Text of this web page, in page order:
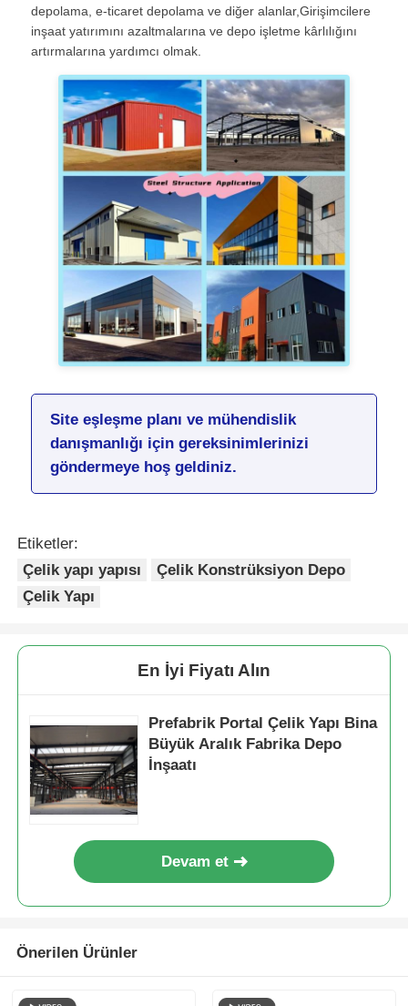
depolama, e-ticaret depolama ve diğer alanlar,Girişimcilere
inşaat yatırımını azaltmalarına ve depo işletme kârlılığını
artırmalarına yardımcı olmak.
Site eşleşme planı ve mühendislik
danışmanlığı için gereksinimlerinizi
göndermeye hoş geldiniz.
Etiketler:
Çelik yapı yapısı
Çelik Konstrüksiyon Depo
Çelik Yapı
En İyi Fiyatı Alın
Prefabrik Portal Çelik Yapı Bina
Büyük Aralık Fabrika Depo
İnşaatı
Devam et
Önerilen Ürünler